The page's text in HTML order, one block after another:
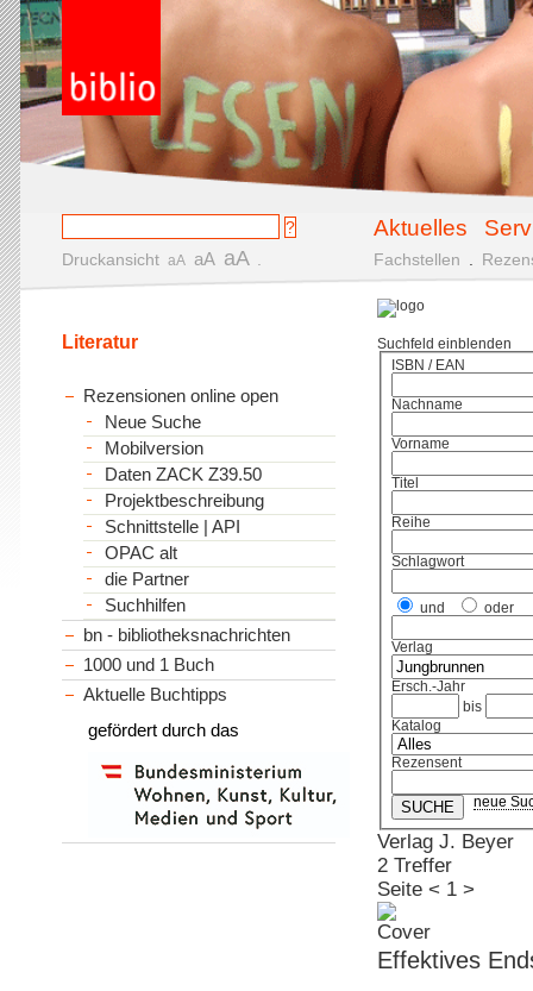
Aktuelles
Druckansicht aA aA aA Fachstellen
Suchfeld einblenden
ISBN / EAN
Nachname
Vorname
Titel
Reihe
Schlagwort
und oder
Verlag
Ersch.-Jahr
bis
Katalog
Rezensent
neue
Verlag J. Beyer
2 Treffer
Seite < 1 >
Effektives
Literatur
Rezensionen online open
Neue Suche
Mobilversion
Daten ZACK Z39.50
Projektbeschreibung
Schnittstelle | API
OPAC alt
die Partner
Suchhilfen
bn - bibliotheksnachrichten
1000 und 1 Buch
Aktuelle Buchtipps
gefördert durch das